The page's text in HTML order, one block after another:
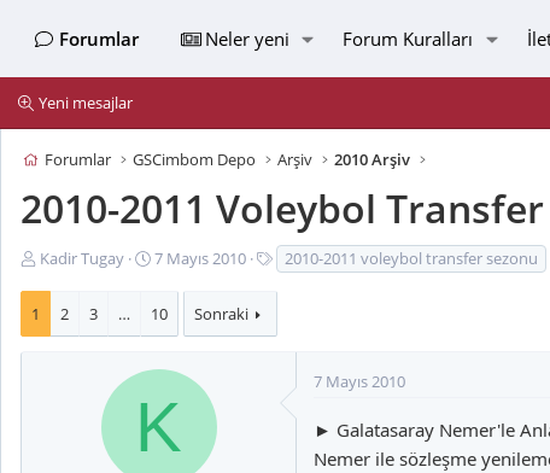
Forumlar Neler yeni Forum Kuralları
Yeni mesajlar
Forumlar GSCimbom Depo Arşiv 2010 Arşiv
2010-2011 Voleybol
K
Kadir Tugay
B
ş
n
ı
7 Mayıs 2010
t
2010-2011 voleybol transfer sezonu
1 2 3 … 10 Sonraki
K
7 Mayıs 2010
► Galatasaray Nemer'le
Nemer ile sözleşme